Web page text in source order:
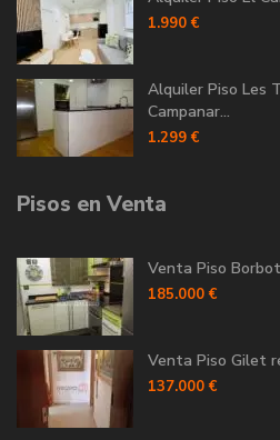
1.990 €
Alquiler Piso Les
Campanar...
1.299 €
Pisos en Venta
Venta Piso
185.000 €
Venta Piso Gilet
137.000 €